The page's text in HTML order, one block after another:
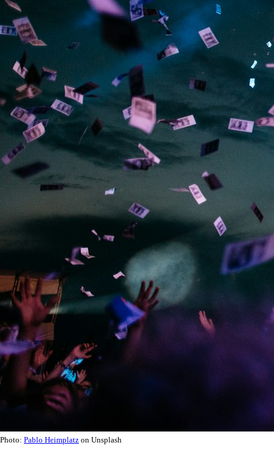
Photo: Pablo Heimplatz on Unsplash